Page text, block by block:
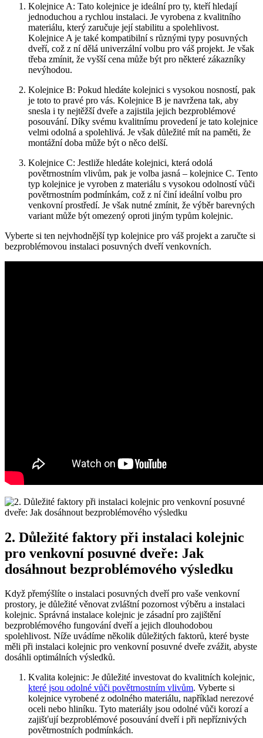
Kolejnice​ A: ⁣Tato kolejnice je ideální pro ty, kteří hledají
jednoduchou⁢ a rychlou ⁤instalaci.‍ Je vyrobena z kvalitního
‍materiálu, který‍ zaručuje​ její​ stabilitu a spolehlivost.
Kolejnice A je také kompatibilní s různými typy posuvných
dveří, což z ní dělá univerzální volbu pro váš projekt. Je však
třeba zmínit, že vyšší cena může být pro ⁤některé zákazníky
‌nevýhodou.
Kolejnice B: Pokud hledáte kolejnici s vysokou nosností, pak
je toto to pravé pro vás. Kolejnice B je navržena tak, aby⁣
snesla i ty nejtěžší dveře a zajistila jejich​ bezproblémové
posouvání. Díky svému kvalitnímu ⁤provedení je tato kolejnice
velmi odolná a spolehlivá. Je však důležité ‍mít na⁢ paměti, že
montážní doba může být ⁣o něco delší.
Kolejnice C: Jestliže hledáte kolejnici, která odolá
povětrnostním vlivům, pak je volba jasná – kolejnice ⁤C. Tento
typ kolejnice je vyroben z materiálu s vysokou odolností vůči
povětrnostním ‌podmínkám, což z ní činí ideální volbu pro
venkovní prostředí. Je⁣ však nutné zmínit, že ⁣výběr ⁣barevných
variant může být omezený oproti jiným typům ‍kolejnic.
Vyberte si ten nejvhodnější typ kolejnice pro váš‌ projekt a zaručte si
bezproblémovou instalaci posuvných ‌dveří venkovních.
2. Důležité faktory​ při instalaci kolejnic
pro venkovní posuvné ⁢dveře: Jak
dosáhnout⁣ bezproblémového výsledku
Když přemýšlíte o instalaci⁢ posuvných ‍dveří pro vaše venkovní
prostory, je důležité věnovat zvláštní pozornost výběru a instalaci
‍kolejnic. Správná instalace ‍kolejnic je zásadní pro‌ zajištění
bezproblémového ‍fungování dveří a jejich dlouhodobou
spolehlivost. ⁤Níže uvádíme několik důležitých faktorů, které⁢ byste
měli při⁣ instalaci kolejnic pro venkovní posuvné dveře‌ zvážit,‌ abyste
dosáhli optimálních⁤ výsledků.
Kvalita kolejnic: Je důležité investovat‌ do kvalitních kolejnic,
které jsou‍ odolné ‍vůči povětrnostním vlivům. Vyberte si
kolejnice vyrobené‌ z⁢ odolného materiálu,⁢ například nerezové
oceli nebo hliníku. Tyto materiály jsou⁢ odolné vůči korozí‍ a
zajišťují bezproblémové posouvání ⁣dveří i při nepříznivých
povětrnostních podmínkách.